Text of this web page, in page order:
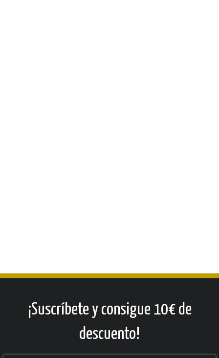
¡Suscríbete y consigue 10€ de
descuento!